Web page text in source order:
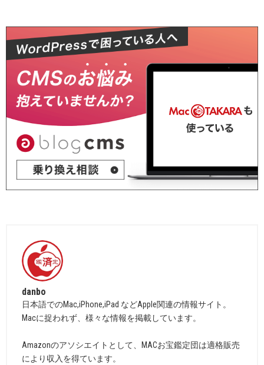
danbo
日本語でのMac,iPhone,iPad などApple関連の情報サイト。
Macに捉われず、様々な情報を掲載しています。
Amazonのアソシエイトとして、MACお宝鑑定団は適格販売
により収入を得ています。